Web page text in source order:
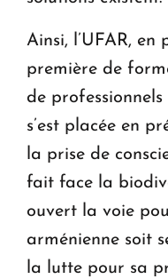
Ainsi, l’UFAR, en
première de
de
s’est placée en
la prise de
fait face la
ouvert la voie
arménienne soit
la lutte pour sa